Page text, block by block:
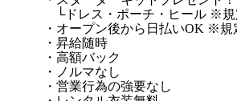
└ドレス・ポーチ・ヒール ※規
・オープン後から日払いOK ※規
・昇給随時
・高額バック
・ノルマなし
・営業行為の強要なし